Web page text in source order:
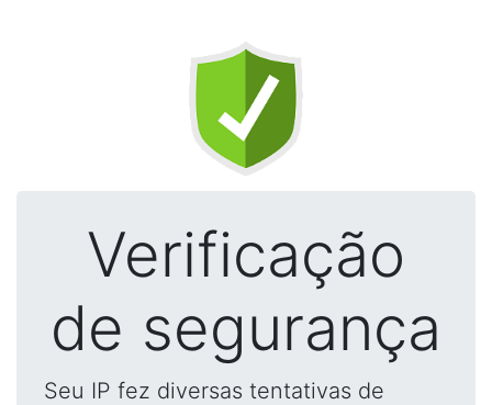
Verificação
de segurança
Seu IP fez diversas tentativas de